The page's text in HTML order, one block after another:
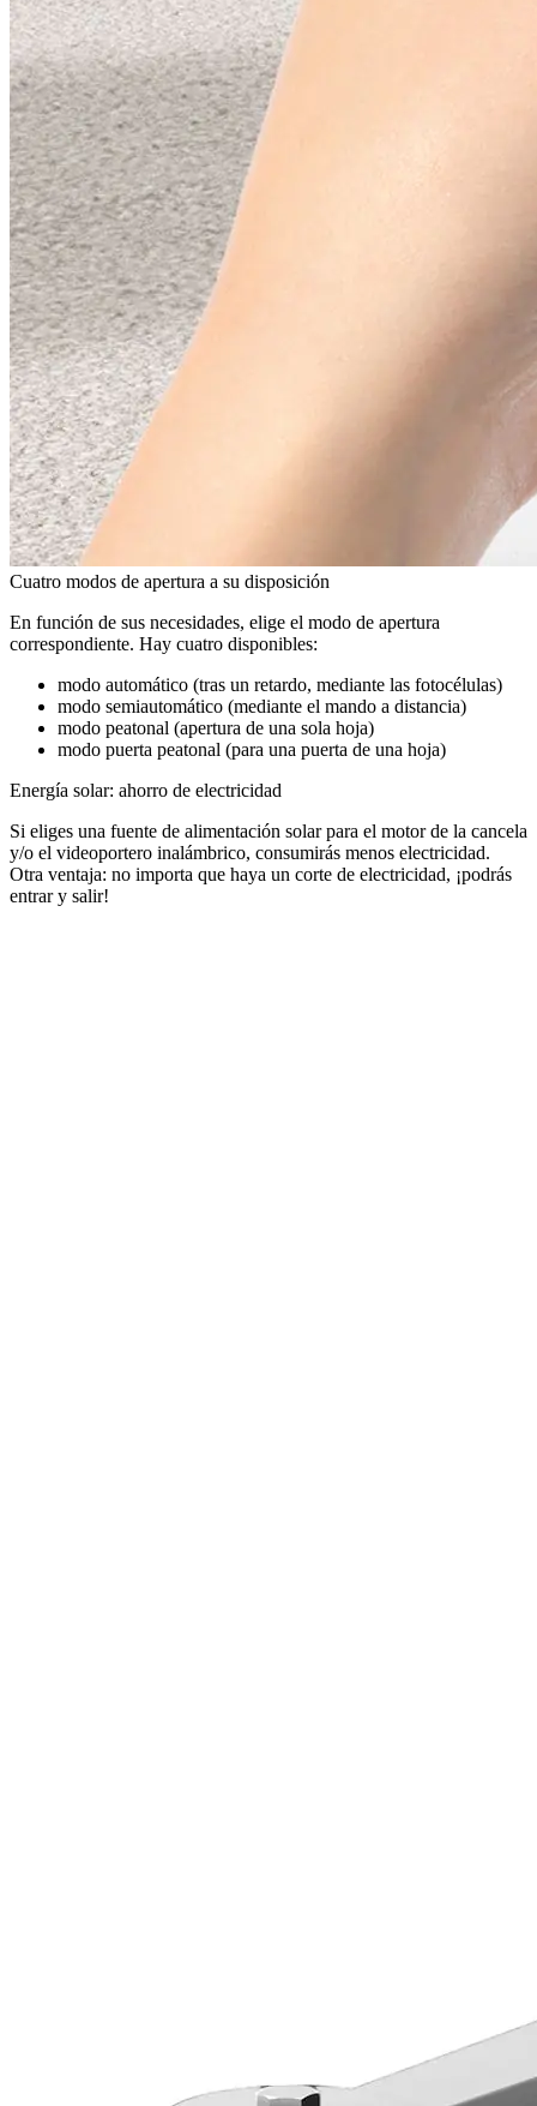
Cuatro modos de apertura a su disposición
En función de sus necesidades, elige el modo de apertura
correspondiente. Hay cuatro disponibles:
modo automático (tras un retardo, mediante las fotocélulas)
modo semiautomático (mediante el mando a distancia)
modo peatonal (apertura de una sola hoja)
modo puerta peatonal (para una puerta de una hoja)
Energía solar: ahorro de electricidad
Si eliges una fuente de alimentación solar para el motor de la cancela
y/o el videoportero inalámbrico, consumirás menos electricidad.
Otra ventaja: no importa que haya un corte de electricidad, ¡podrás
entrar y salir!